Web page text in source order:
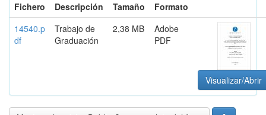
Fichero
Descripción Tamaño
Formato
14540.p
df
Trabajo de
Graduación
2,38 MB
Adobe
PDF
Visualizar/Abrir